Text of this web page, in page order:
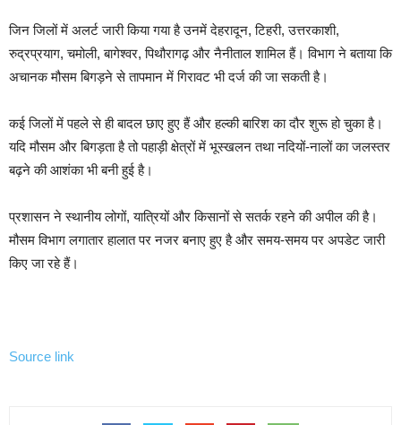
जिन जिलों में अलर्ट जारी किया गया है उनमें देहरादून, टिहरी, उत्तरकाशी,
रुद्रप्रयाग, चमोली, बागेश्वर, पिथौरागढ़ और नैनीताल शामिल हैं। विभाग ने बताया कि
अचानक मौसम बिगड़ने से तापमान में गिरावट भी दर्ज की जा सकती है।
कई जिलों में पहले से ही बादल छाए हुए हैं और हल्की बारिश का दौर शुरू हो चुका है।
यदि मौसम और बिगड़ता है तो पहाड़ी क्षेत्रों में भूस्खलन तथा नदियों-नालों का जलस्तर
बढ़ने की आशंका भी बनी हुई है।
प्रशासन ने स्थानीय लोगों, यात्रियों और किसानों से सतर्क रहने की अपील की है।
मौसम विभाग लगातार हालात पर नजर बनाए हुए है और समय-समय पर अपडेट जारी
किए जा रहे हैं।
Source link